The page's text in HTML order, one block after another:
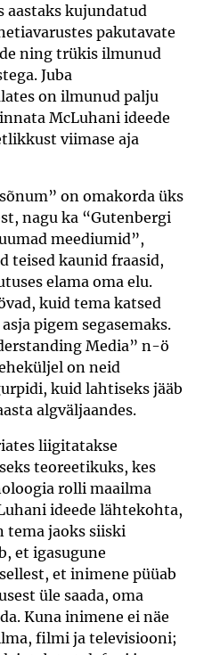
aastaks kujundatud
pakutavate
ning trükis ilmunud
Juba
on ilmunud palju
McLuhani ideede
viimase aja
on omakorda üks
nagu ka “Gutenbergi
meediumid”,
teised kaunid fraasid,
elama oma elu.
kuid tema katsed
pigem segasemaks.
Media” n-ö
on neid
kuid lahtiseks jääb
algväljaandes.
liigitatakse
teoreetikuks, kes
rolli maailma
ideede lähtekohta,
tema jaoks siiski
et igasugune
et inimene püüab
üle saada, oma
Kuna inimene ei näe
filmi ja televisiooni;